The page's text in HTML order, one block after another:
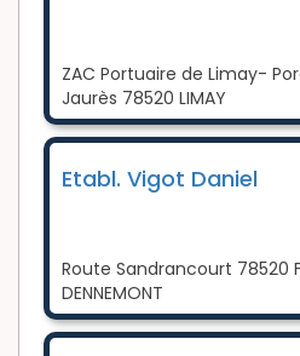
ZAC Portuaire de Limay-
Jaurès 78520 LIMAY
Etabl. Vigot Daniel
Route Sandrancourt 78520
DENNEMONT